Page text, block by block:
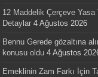
12 Maddelik Çerçeve
Detaylar 4 Ağustos 2026
Bennu Gerede gözaltına
konusu oldu 4 Ağustos
Emeklinin Zam Farkı İçin